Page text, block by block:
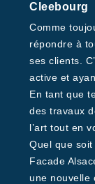
Cleebourg
Comme
répondre à
ses clients.
active et
En tant que
des travaux
l’art tout en
Quel que
Facade
une nouvelle